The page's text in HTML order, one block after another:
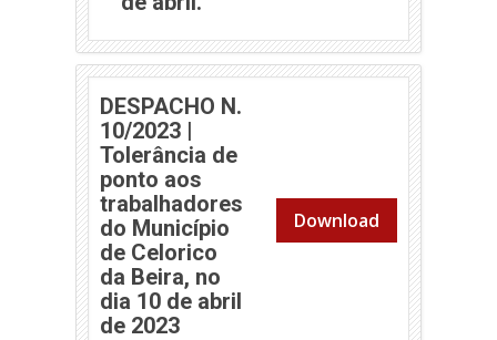
DESPACHO N.
10/2023 |
Tolerância de
ponto aos
trabalhadores
do Município
de Celorico
da Beira, no
dia 10 de abril
de 2023(abre em nova janela)
Download